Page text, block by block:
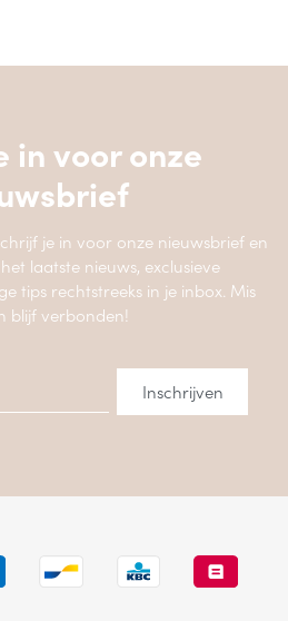
in voor onze
je in voor onze nieuwsbrief en
laatste nieuws, exclusieve
tips rechtstreeks in je inbox. Mis
blijf verbonden!